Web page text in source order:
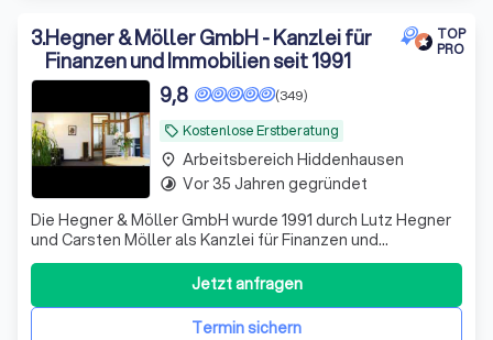
3.Hegner & Möller GmbH - Kanzlei für
Finanzen und Immobilien seit 1991
TOP
PRO
local_offer Kostenlose Erstberatung
(349)
9,8
Die Hegner & Möller GmbH wurde 1991 durch Lutz Hegner
und Carsten Möller als Kanzlei für Finanzen und
Immobilien gegründet. Wir haben uns auf
Finanzierungslösungen in schwierigen Fällen spezialisiert.
Täglich haben wir mit Kunden zu tun, die häufig bei Ihrer
Bank eine Kündigung oder Absage erhalten.
Termin sichern
Jetzt anfragen
place Arbeitsbereich Hiddenhausen
timelapse Vor 35 Jahren gegründet